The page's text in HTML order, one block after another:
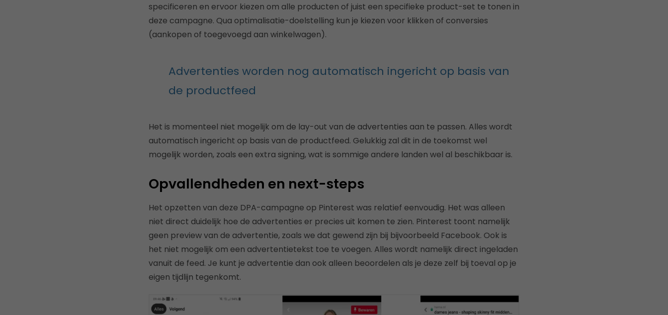
specificeren en ervoor kiezen om alle producten of juist een specifieke product-set te tonen in
deze campagne. Qua optimalisatie-doelstelling kun je kiezen voor klikken of conversies
(aankopen of toegevoegd aan winkelwagen).
Advertenties worden nog automatisch ingericht op basis van
de productfeed
Het is momenteel niet mogelijk om de lay-out van de advertenties aan te passen. Alles wordt
automatisch ingericht op basis van de productfeed. Gelukkig zal dit in de toekomst wel
mogelijk worden, zoals een extra signing, wat is sommige andere landen wel al beschikbaar is.
Opvallendheden en next-steps
Het opzetten van deze DPA-campagne op Pinterest was relatief eenvoudig. Het was alleen
niet direct duidelijk hoe de advertenties er precies uit komen te zien. Pinterest toont namelijk
geen preview van de advertentie, zoals we dat gewend zijn bij bijvoorbeeld Facebook. Ook is
het niet mogelijk om een advertentietekst toe te voegen. Alles wordt namelijk direct ingeladen
vanuit de feed. Je kunt je advertentie dan ook alleen beoordelen als je deze zelf bij toeval op je
eigen tijdlijn tegenkomt.